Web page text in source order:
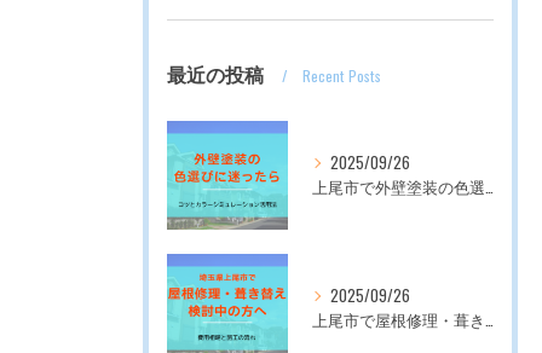
最近の投稿 Recent Posts
2025/09/26
上尾市で外壁塗装の色選びに迷ったら｜コツとカラーシミュレーション活用法
2025/09/26
上尾市で屋根修理・葺き替えを検討中の方へ｜費用相場と施工の流れ